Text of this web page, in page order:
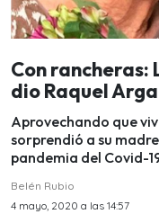
Con rancheras:
dio Raquel
Aprovechando que
sorprendió a su
pandemia del Covid-
Belén Rubio
4 mayo, 2020 a las 14:57